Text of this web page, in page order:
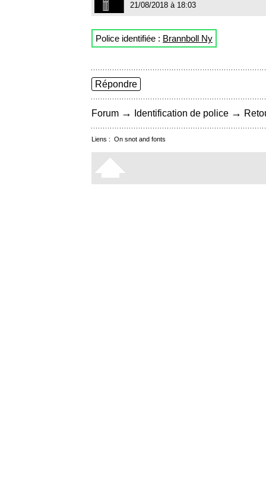
21/08/2018 à 18:03
Police identifiée : Brannboll Ny
Répondre
Forum → Identification de police →
Liens : On snot and fonts